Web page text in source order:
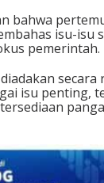
bahwa
isu-isu
pemerintah.
secara
isu penting,